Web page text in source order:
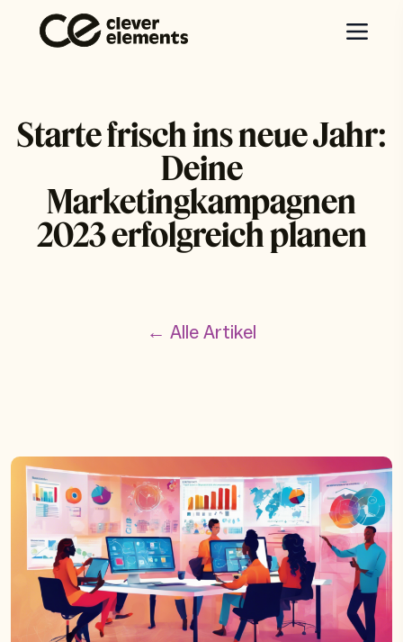
Starte frisch ins neue Jahr:
Deine
Marketingkampagnen
2023 erfolgreich planen
← Alle Artikel